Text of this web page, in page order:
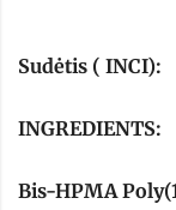
Sudėtis ( INCI):
INGREDIENTS:
Bis-HPMA